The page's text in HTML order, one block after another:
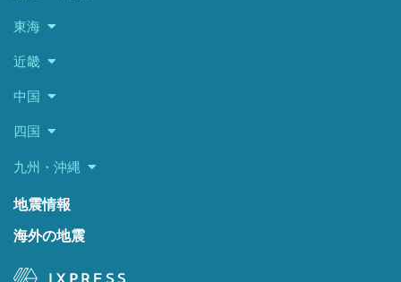
東海
近畿
中国
四国
九州・沖縄
地震情報
海外の地震